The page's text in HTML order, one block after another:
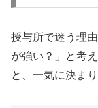
授与所で迷う理
が強い？」と考
と、一気に決まり